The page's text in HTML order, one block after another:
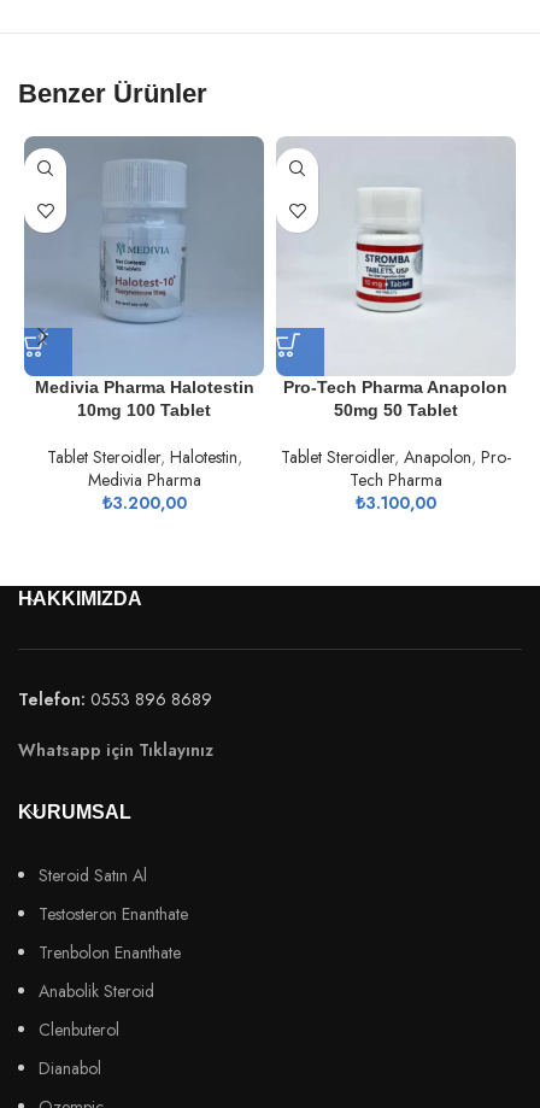
Benzer Ürünler
Medivia Pharma Halotestin
10mg 100 Tablet
Tablet Steroidler, Halotestin,
Medivia Pharma
₺3.200,00
Pro-Tech Pharma Anapolon
50mg 50 Tablet
Tablet Steroidler, Anapolon, Pro-
Tech Pharma
₺3.100,00
HAKKIMIZDA
Telefon: 0553 896 8689
Whatsapp için Tıklayınız
KURUMSAL
Steroid Satın Al
Testosteron Enanthate
Trenbolon Enanthate
Anabolik Steroid
Clenbuterol
Dianabol